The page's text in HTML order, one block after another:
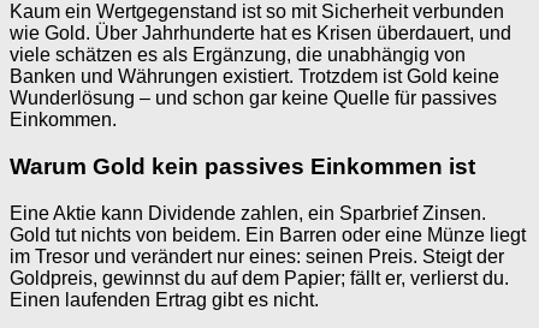
Kaum ein Wertgegenstand ist so mit Sicherheit verbunden
wie Gold. Über Jahrhunderte hat es Krisen überdauert, und
viele schätzen es als Ergänzung, die unabhängig von
Banken und Währungen existiert. Trotzdem ist Gold keine
Wunderlösung – und schon gar keine Quelle für passives
Einkommen.
Warum Gold kein passives Einkommen ist
Eine Aktie kann Dividende zahlen, ein Sparbrief Zinsen.
Gold tut nichts von beidem. Ein Barren oder eine Münze liegt
im Tresor und verändert nur eines: seinen Preis. Steigt der
Goldpreis, gewinnst du auf dem Papier; fällt er, verlierst du.
Einen laufenden Ertrag gibt es nicht.